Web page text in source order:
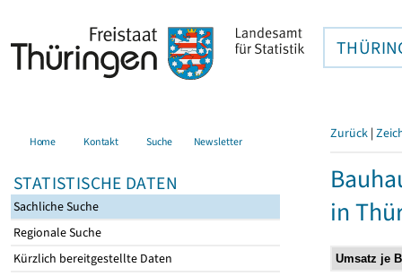
Home Kontakt Suche Newsletter
STATISTISCHE DATEN
Sachliche Suche
Regionale Suche
Kürzlich bereitgestellte Daten
Zurück |
in